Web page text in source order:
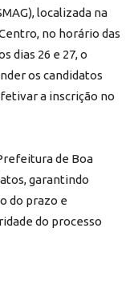
localizada na
no horário das
dias 26 e 27, o
os candidatos
a inscrição no
de Boa
garantindo
do prazo e
do processo